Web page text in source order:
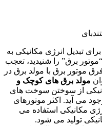
تبدیل انرژی مکانیکی به
برق” را شنیدید، تعجب
موتور برق با مولد برق در
مولد برق های کوچک و
از سوختن سوخت های
می آید. اکثر موتورهای
مکانیکی استفاده می
تولید می شود.